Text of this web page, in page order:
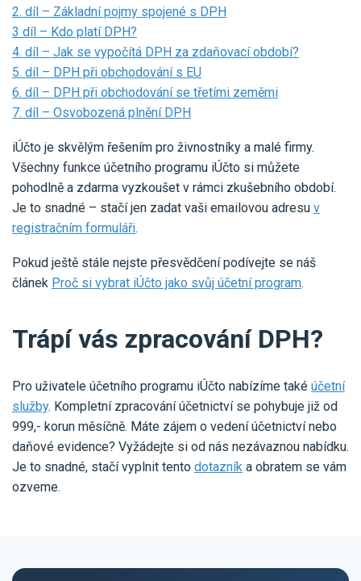
2. díl – Základní pojmy spojené s DPH
3 díl – Kdo platí DPH?
4. díl – Jak se vypočítá DPH za zdaňovací období?
5. díl – DPH při obchodování s EU
6. díl – DPH při obchodování se třetími zeměmi
7. díl – Osvobozená plnění DPH
iÚčto je skvělým řešením pro živnostníky a malé firmy.
Všechny funkce účetního programu iÚčto si můžete
pohodlně a zdarma vyzkoušet v rámci zkušebního období.
Je to snadné – stačí jen zadat vaši emailovou adresu v
registračním formuláři.
Pokud ještě stále nejste přesvědčení podívejte se náš
článek Proč si vybrat iÚčto jako svůj účetní program.
Trápí vás zpracování DPH?
Pro uživatele účetního programu iÚčto nabízíme také účetní
služby. Kompletní zpracování účetnictví se pohybuje již od
999,- korun měsíčně. Máte zájem o vedení účetnictví nebo
daňové evidence? Vyžádejte si od nás nezávaznou nabídku.
Je to snadné, stačí vyplnit tento dotazník a obratem se vám
ozveme.